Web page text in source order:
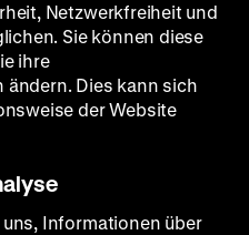
Voigt
Netzwerkfreiheit und
Sie können diese
ihre
Dies kann sich
der Website
Informationen über